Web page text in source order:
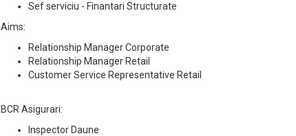
Sef serviciu - Finantari Structurate
Aims:
Relationship Manager Corporate
Relationship Manager Retail
Customer Service Representative Retail
BCR Asigurari:
Inspector Daune